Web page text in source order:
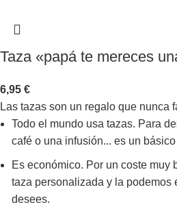
Taza «papá te mereces
6,95 €
Las tazas son un regalo que nunca
Todo el mundo usa tazas. Para
café o una infusión... es un
Es económico. Por un coste muy
taza personalizada y la podemos
desees.